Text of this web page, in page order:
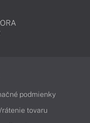
podmienky
tovaru